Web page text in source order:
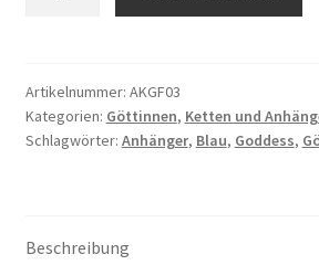
-
Himmelblau
Menge
Artikelnummer: AKGF03
Kategorien: Göttinnen, Ketten und
Schlagwörter: Anhänger, Blau, Goddess,
Beschreibung